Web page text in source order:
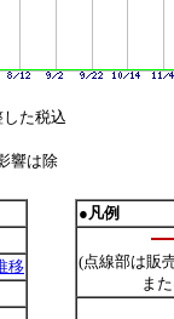
た税込
響は除
移
●凡例
(点線部は販
ま